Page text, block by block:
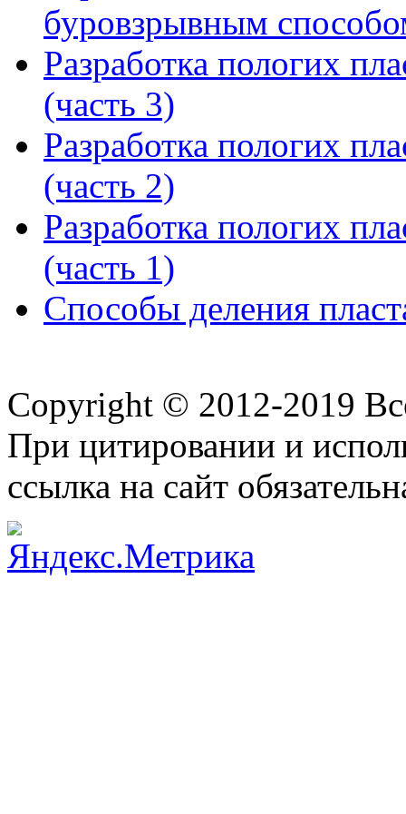
буровзрывным
Разработка пологих
(часть 3)
Разработка пологих
(часть 2)
Разработка пологих
(часть 1)
Способы деления
Copyright © 2012-2019
При цитировании и
ссылка на сайт